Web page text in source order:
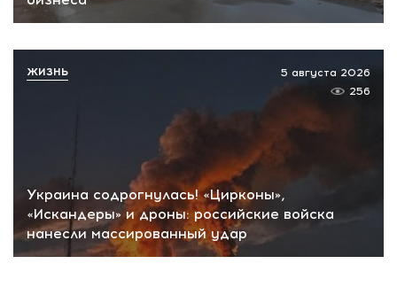
Украина содрогнулась! «Цирконы»,
«Искандеры» и дроны: российские войска
нанесли массированный удар
5 августа 2026
256
ЖИЗНЬ